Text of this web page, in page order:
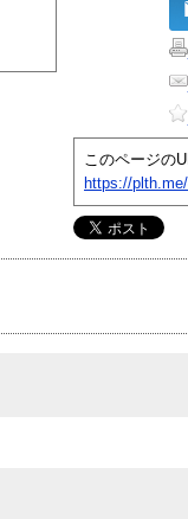
このページの
https://